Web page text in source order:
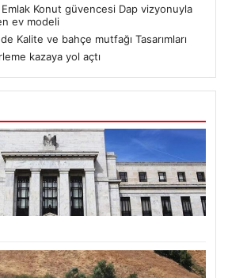
Emlak Konut güvencesi Dap vizyonuyla
ev modeli
Kalite ve bahçe mutfağı Tasarımları
kazaya yol açtı